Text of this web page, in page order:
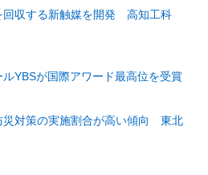
回収する新触媒を開発 高知工科
YBSが国際アワード最高位を受賞
災対策の実施割合が高い傾向 東北